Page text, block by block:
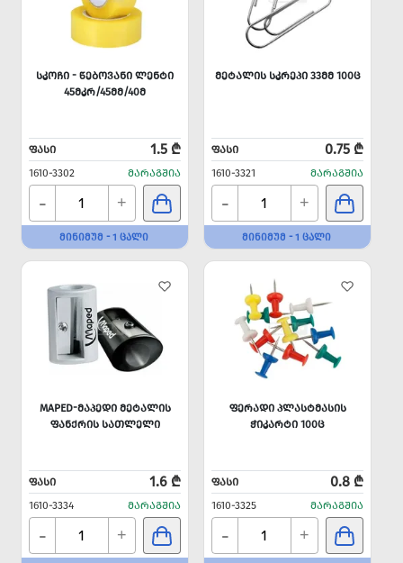
ᲡᲙᲝᲩᲘ - ᲬᲔᲑᲝᲕᲐᲜᲘ ᲚᲔᲜᲢᲘ
45ᲛᲙᲠ/45ᲛᲛ/40Მ
ᲤᲐᲡᲘ 1.5 ₾
1610-3302 ᲛᲐᲠᲐᲒᲨᲘᲐ
- +
ᲛᲘᲜᲘᲛᲣᲛ - 1 ᲪᲐᲚᲘ
ᲛᲔᲢᲐᲚᲘᲡ ᲡᲙᲠᲔᲞᲘ 33ᲛᲛ 100Ც
ᲤᲐᲡᲘ 0.75 ₾
1610-3321 ᲛᲐᲠᲐᲒᲨᲘᲐ
- +
ᲛᲘᲜᲘᲛᲣᲛ - 1 ᲪᲐᲚᲘ
MAPED-ᲛᲐᲞᲔᲓᲘ ᲛᲔᲢᲐᲚᲘᲡ
ᲤᲐᲜᲥᲠᲘᲡ ᲡᲐᲗᲚᲔᲚᲘ
ᲤᲐᲡᲘ 1.6 ₾
1610-3334 ᲛᲐᲠᲐᲒᲨᲘᲐ
- +
ᲤᲔᲠᲐᲓᲘ ᲞᲚᲐᲡᲢᲛᲐᲡᲘᲡ
ᲭᲘᲙᲐᲠᲢᲘ 100Ც
ᲤᲐᲡᲘ 0.8 ₾
1610-3325 ᲛᲐᲠᲐᲒᲨᲘᲐ
- +